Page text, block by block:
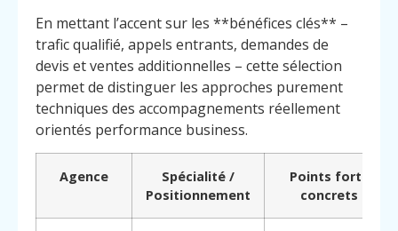
En mettant l’accent sur les **bénéfices clés** –
trafic qualifié, appels entrants, demandes de
devis et ventes additionnelles – cette sélection
permet de distinguer les approches purement
techniques des accompagnements réellement
orientés performance business.
Agence
Spécialité /
Positionnement
Points forts
concrets